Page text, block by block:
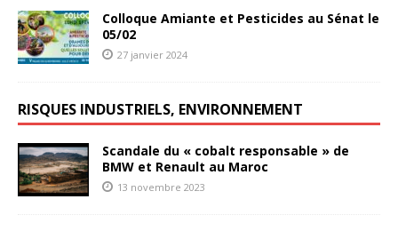
Colloque Amiante et Pesticides au Sénat le
05/02
27 janvier 2024
RISQUES INDUSTRIELS, ENVIRONNEMENT
Scandale du « cobalt responsable » de
BMW et Renault au Maroc
13 novembre 2023